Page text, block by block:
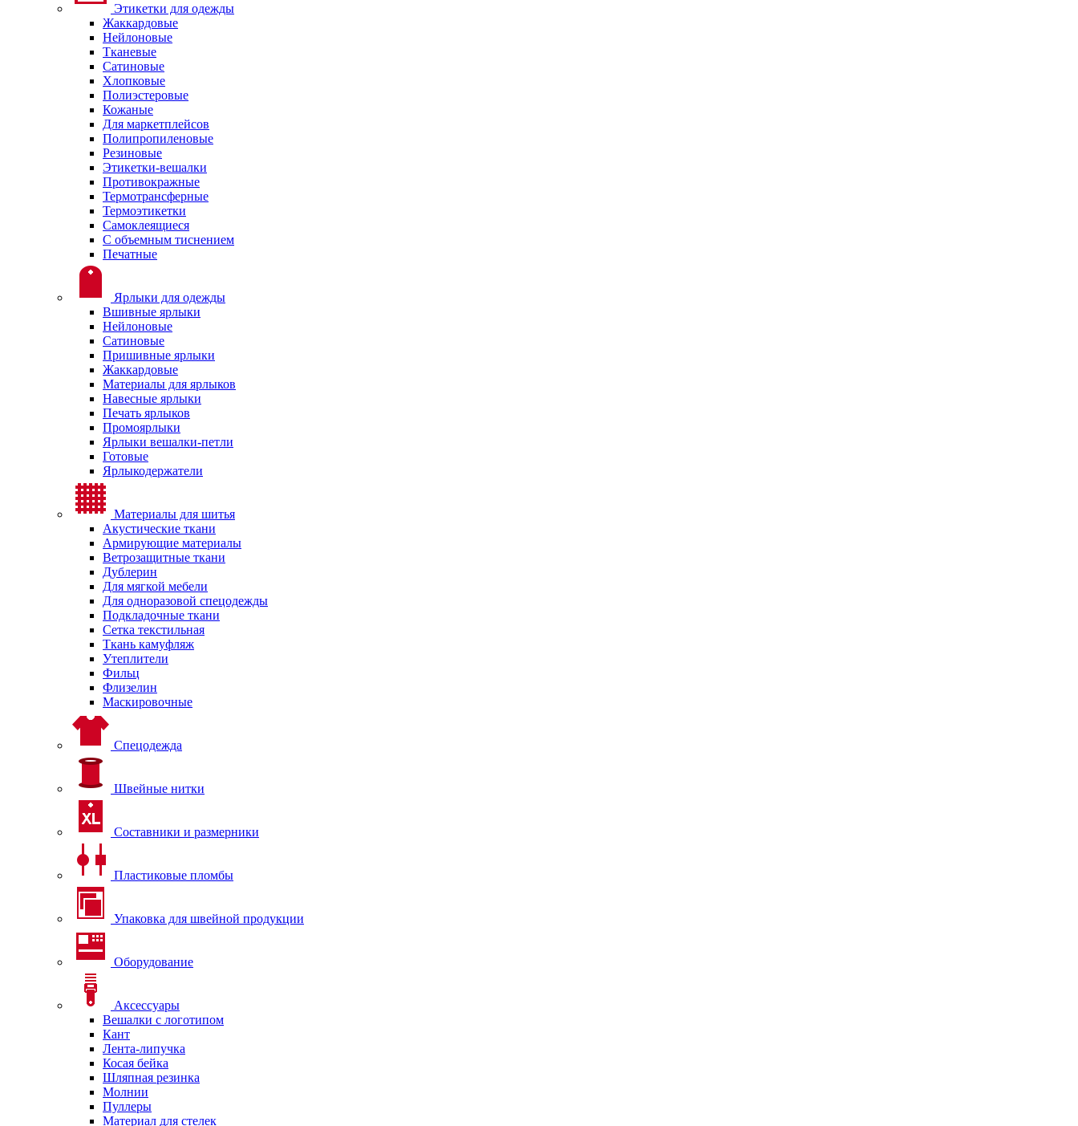
Этикетки для одежды
Жаккардовые
Нейлоновые
Тканевые
Сатиновые
Хлопковые
Полиэстеровые
Кожаные
Для маркетплейсов
Полипропиленовые
Резиновые
Этикетки-вешалки
Противокражные
Термотрансферные
Термоэтикетки
Самоклеящиеся
С объемным тиснением
Печатные
Ярлыки для одежды
Вшивные ярлыки
Нейлоновые
Сатиновые
Пришивные ярлыки
Жаккардовые
Материалы для ярлыков
Навесные ярлыки
Печать ярлыков
Промоярлыки
Ярлыки вешалки-петли
Готовые
Ярлыкодержатели
Материалы для шитья
Акустические ткани
Армирующие материалы
Ветрозащитные ткани
Дублерин
Для мягкой мебели
Для одноразовой спецодежды
Подкладочные ткани
Сетка текстильная
Ткань камуфляж
Утеплители
Фильц
Флизелин
Маскировочные
Спецодежда
Швейные нитки
Составники и размерники
Пластиковые пломбы
Упаковка для швейной продукции
Оборудование
Аксессуары
Вешалки с логотипом
Кант
Лента-липучка
Косая бейка
Шляпная резинка
Молнии
Пуллеры
Материал для стелек